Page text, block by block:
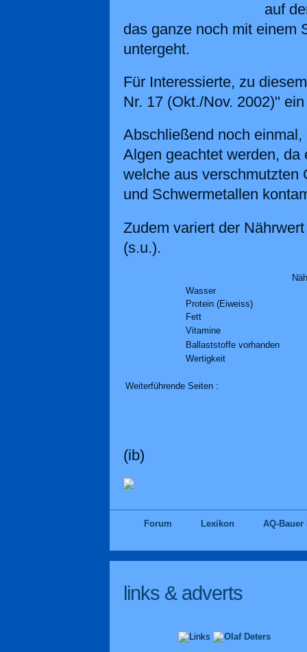
auf
das ganze noch mit einem
untergeht.
Für Interessierte, zu
Nr. 17 (Okt./Nov. 2002)"
Abschließend noch
Algen geachtet werden,
welche aus verschmutzten
und Schwermetallen
Zudem variert der
(s.u.).
Wasser
Protein (Eiweiss)
Fett
Vitamine
Ballaststoffe vorhanden
Wertigkeit
Weiterführende Seiten :
(ib)
Forum Lexikon AQ-Bauer
links & adverts